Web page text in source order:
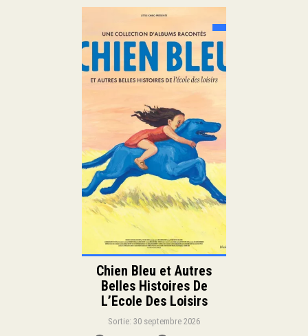
Chien Bleu et Autres
Belles Histoires De
L’Ecole Des Loisirs
Sortie: 30 septembre 2026
Animation
Famille
Duration:
Langue: